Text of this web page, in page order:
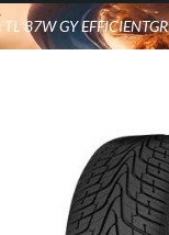
87W GY
À PLAT